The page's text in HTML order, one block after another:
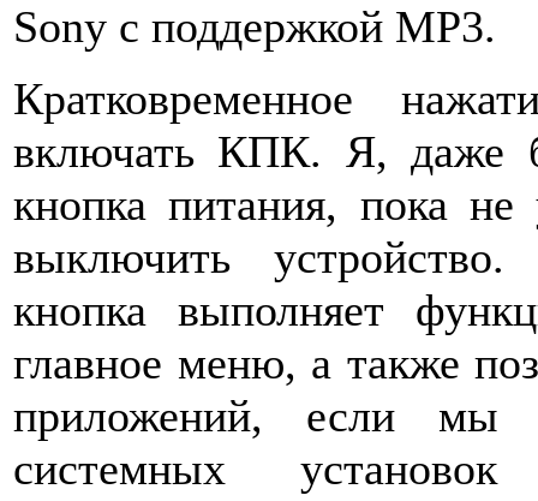
Sony с поддержкой MP3.
Кратковременное
включать КПК. Я, даже
кнопка питания, пока
выключить
кнопка выполняет
главное меню, а также
приложений, если
системных